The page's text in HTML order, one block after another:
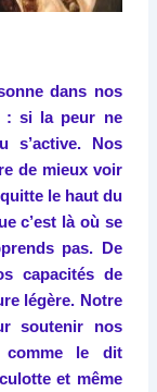
dans nos
: si la peur ne
s’active. Nos
de mieux voir
le haut du
c’est là où se
pas. De
capacités de
légère. Notre
soutenir nos
le dit
et même